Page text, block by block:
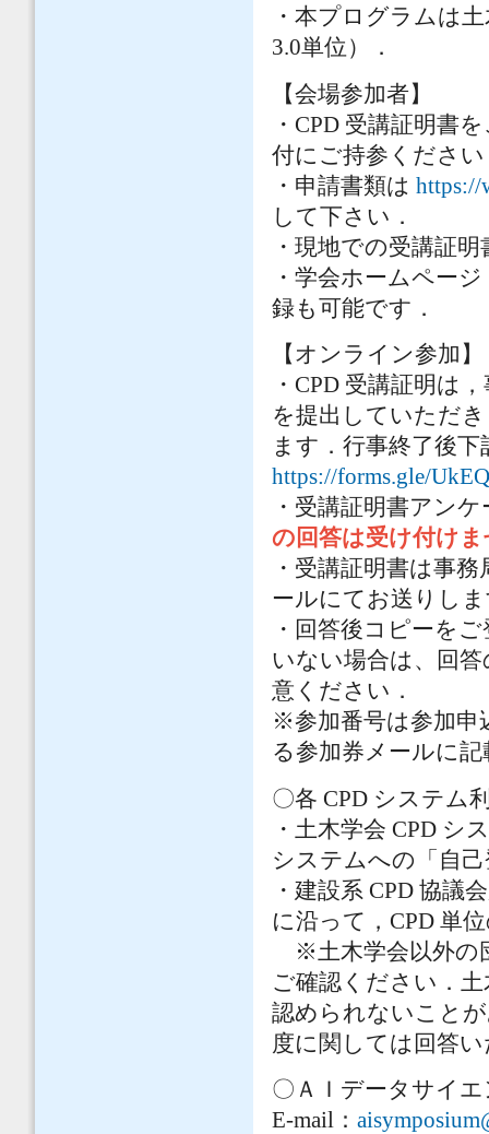
・本プログラムは
3.0単位）．
【会場参加者】
・CPD 受講証明書
付にご持参くださ
・申請書類は https://
して下さい．
・現地での受講証
・学会ホームページ
録も可能です．
【オンライン参加】
・CPD 受講証明は
を提出していただ
ます．行事終了後
https://forms.gle/
・受講証明書アン
の回答は受け付け
・受講証明書は事
ールにてお送りし
・回答後コピーを
いない場合は、回
意ください．
※参加番号は参加申
る参加券メールに
〇各 CPD システム
・土木学会 CPD シ
システムへの「自
・建設系 CPD 協議
に沿って，CPD 単
※土木学会以外の
ご確認ください．
認められないこと
度に関しては回答
〇ＡＩデータサイ
E-mail：